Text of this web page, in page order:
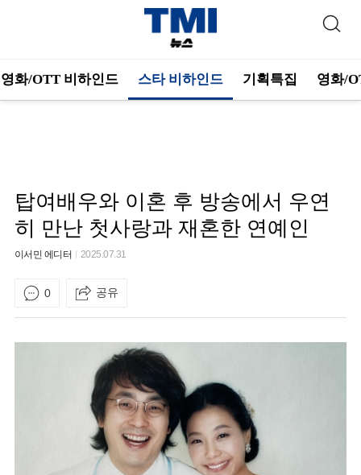
영화/OTT 비하인드 스타 비하인드 기획특집 영화/
탑여배우와 이혼 후 방송에서 우연
히 만난 첫사랑과 재혼한 연예인
이서민 에디터 2025.07.31
0 공유